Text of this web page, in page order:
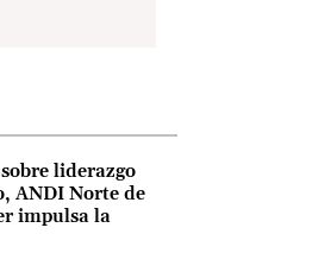
liderazgo
ANDI Norte de
impulsa la